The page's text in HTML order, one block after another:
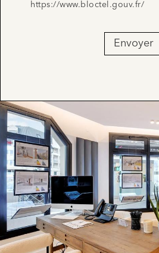
https://www.bloctel.gouv.fr/
Envoyer